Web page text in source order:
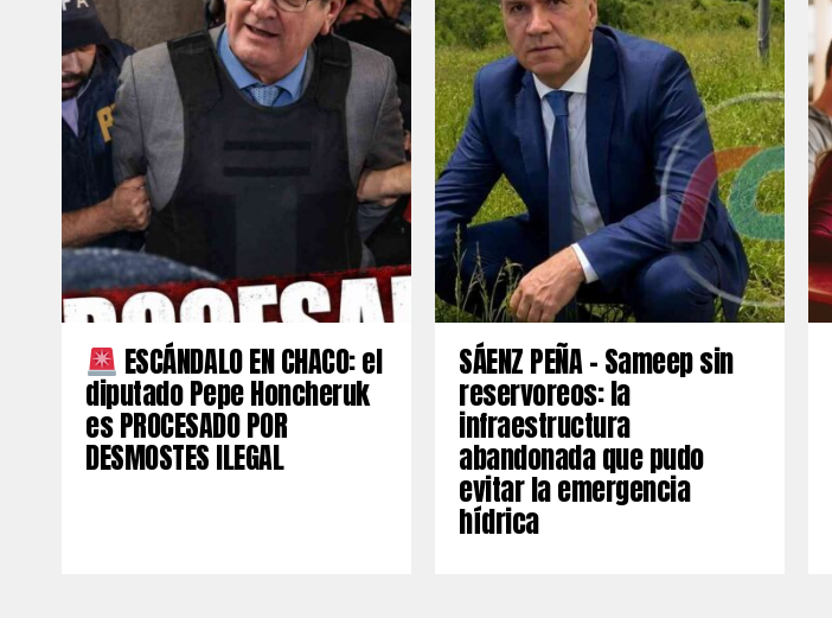
ESCÁNDALO EN CHACO: el
diputado Pepe Honcheruk
es PROCESADO POR
DESMOSTES ILEGAL
SÁENZ PEÑA – Sameep sin
reservoreos: la
infraestructura
abandonada que pudo
evitar la emergencia
hídrica